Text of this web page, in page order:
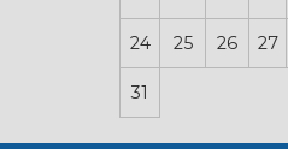
24 25 26 27
31